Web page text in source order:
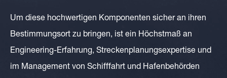
Um diese hochwertigen Komponenten sicher an ihren
Bestimmungsort zu bringen, ist ein Höchstmaß an
Engineering-Erfahrung, Streckenplanungsexpertise und
im Management von Schifffahrt und Hafenbehörden